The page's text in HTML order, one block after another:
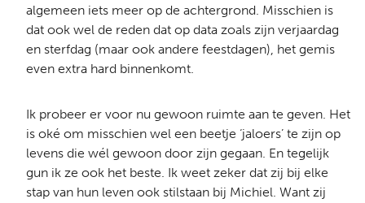
algemeen iets meer op de achtergrond. Misschien is
dat ook wel de reden dat op data zoals zijn verjaardag
en sterfdag (maar ook andere feestdagen), het gemis
even extra hard binnenkomt.
Ik probeer er voor nu gewoon ruimte aan te geven. Het
is oké om misschien wel een beetje ‘jaloers’ te zijn op
levens die wél gewoon door zijn gegaan. En tegelijk
gun ik ze ook het beste. Ik weet zeker dat zij bij elke
stap van hun leven ook stilstaan bij Michiel. Want zij